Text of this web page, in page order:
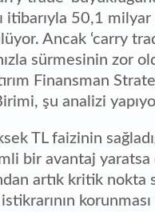
itibarıyla 50,1 milyar
Ancak ‘carry
sürmesinin zor
Finansman
şu analizi
TL faizinin
bir avantaj yaratsa
artık kritik
korunması